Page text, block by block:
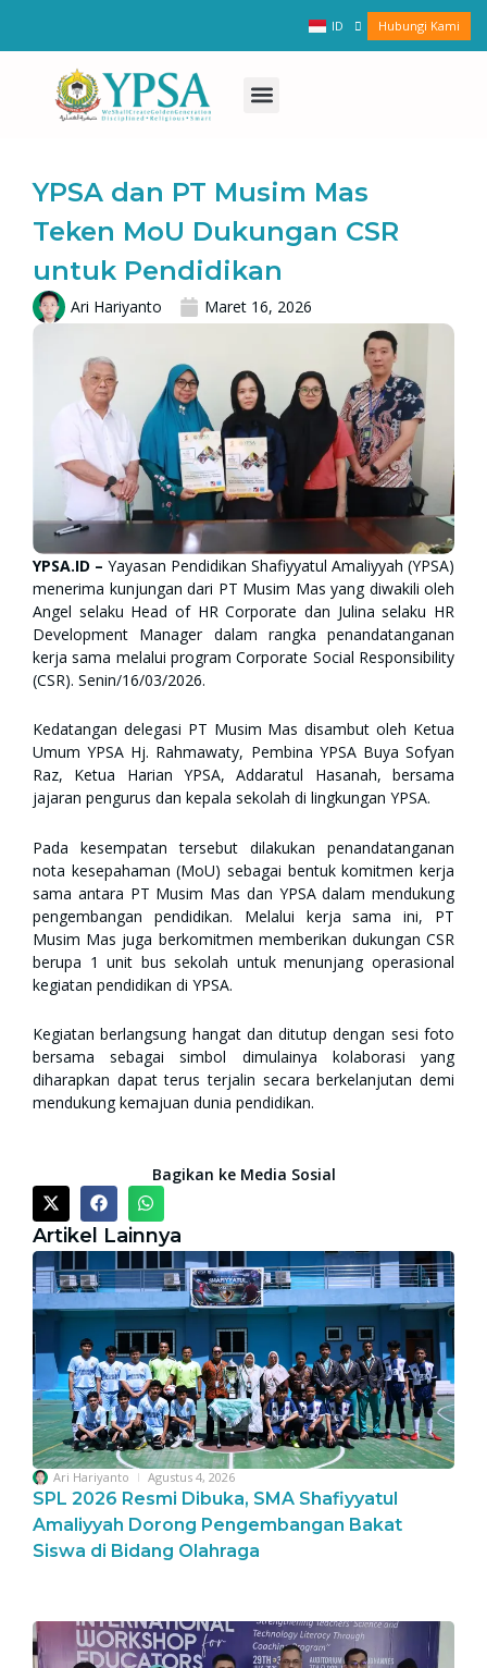
ID
EN Hubungi Kami
Menu
YPSA dan PT Musim Mas
Teken MoU Dukungan CSR
untuk Pendidikan
Ari Hariyanto Maret 16, 2026
YPSA.ID – Yayasan Pendidikan Shafiyyatul Amaliyyah (YPSA)
menerima kunjungan dari PT Musim Mas yang diwakili oleh
Angel selaku Head of HR Corporate dan Julina selaku HR
Development Manager dalam rangka penandatanganan
kerja sama melalui program Corporate Social Responsibility
(CSR). Senin/16/03/2026.
Kedatangan delegasi PT Musim Mas disambut oleh Ketua
Umum YPSA Hj. Rahmawaty, Pembina YPSA Buya Sofyan
Raz, Ketua Harian YPSA, Addaratul Hasanah, bersama
jajaran pengurus dan kepala sekolah di lingkungan YPSA.
Pada kesempatan tersebut dilakukan penandatanganan
nota kesepahaman (MoU) sebagai bentuk komitmen kerja
sama antara PT Musim Mas dan YPSA dalam mendukung
pengembangan pendidikan. Melalui kerja sama ini, PT
Musim Mas juga berkomitmen memberikan dukungan CSR
berupa 1 unit bus sekolah untuk menunjang operasional
kegiatan pendidikan di YPSA.
Kegiatan berlangsung hangat dan ditutup dengan sesi foto
bersama sebagai simbol dimulainya kolaborasi yang
diharapkan dapat terus terjalin secara berkelanjutan demi
mendukung kemajuan dunia pendidikan.
Bagikan ke Media Sosial
Artikel Lainnya
Ari Hariyanto Agustus 4, 2026
SPL 2026 Resmi Dibuka, SMA Shafiyyatul
Amaliyyah Dorong Pengembangan Bakat
Siswa di Bidang Olahraga